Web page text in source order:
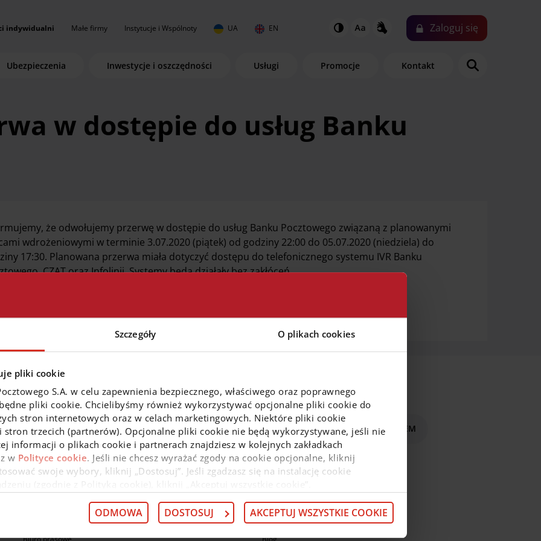
Szczegóły O plikach cookies
pliki cookie
S.A. w celu zapewnienia bezpiecznego, właściwego oraz poprawnego
pliki cookie. Chcielibyśmy również wykorzystywać opcjonalne pliki cookie do
stron internetowych oraz w celach marketingowych. Niektóre pliki cookie
stron trzecich (partnerów). Opcjonalne pliki cookie nie będą wykorzystywane, jeśli nie
informacji o plikach cookie i partnerach znajdziesz w kolejnych zakładkach
w Polityce cookie. Jeśli nie chcesz wyrażać zgody na cookie opcjonalne, kliknij
swoje wybory, kliknij „Dostosuj”. Jeśli zgadzasz się na instalację cookie
przysługujących w związku z tym uprawnieniach, znajdziesz podlinkiem.
ODMOWA DOSTOSUJ AKCEPTUJ WSZYSTKIE COOKIE
indywidualni Małe firmy Instytucje i Wspólnoty UA EN Zaloguj się
Ubezpieczenia Inwestycje i oszczędności Usługi Promocje Kontakt
w dostępie do usług Banku
że odwołujemy przerwę w dostępie do usług Banku Pocztowego związaną z planowanymi
wdrożeniowymi w terminie 3.07.2020 (piątek) od godziny 22:00 do 05.07.2020 (niedziela) do
17:30. Planowana przerwa miała dotyczyć dostępu do telefonicznego systemu IVR Banku
CZAT oraz Infolinii. Systemy będą działały bez zakłóceń.
Przenieś kredyt z innego banku Kup ubezpieczenie Zacznij płacić BLIKIEM
Biuro prasowe
Promocje
Promocje doładowań
Blog